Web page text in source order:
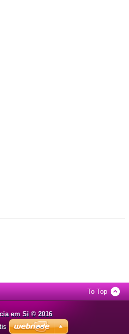
To Top
em Si © 2016